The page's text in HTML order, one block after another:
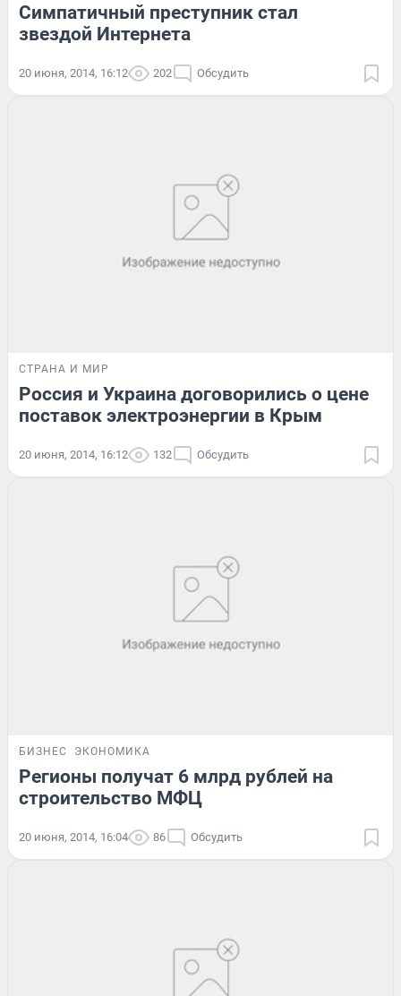
Симпатичный преступник стал
звездой Интернета
20 июня, 2014, 16:12 202 Обсудить
СТРАНА И МИР
Россия и Украина договорились о цене
поставок электроэнергии в Крым
20 июня, 2014, 16:12 132 Обсудить
БИЗНЕС ЭКОНОМИКА
Регионы получат 6 млрд рублей на
строительство МФЦ
20 июня, 2014, 16:04 86 Обсудить